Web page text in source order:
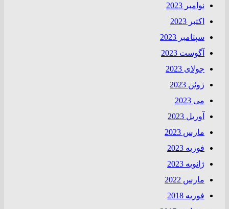
نوامبر 2023
اکتبر 2023
سپتامبر 2023
آگوست 2023
جولای 2023
ژوئن 2023
می 2023
آوریل 2023
مارس 2023
فوریه 2023
ژانویه 2023
مارس 2022
فوریه 2018